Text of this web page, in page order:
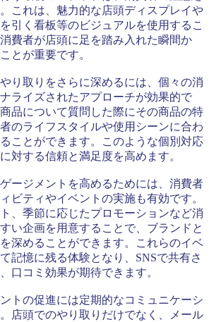
これは、魅力的な店頭ディスプレイや
引く看板等のビジュアルを使用するこ
費者が店頭に足を踏み入れた瞬間か
とが重要です。
り取りをさらに深めるには、個々の消
ライズされたアプローチが効果的で
品について質問した際にその商品の特
のライフスタイルや使用シーンに合わ
ことができます。このような個別対応
対する信頼と満足度を高めます。
ージメントを高めるためには、消費者
ビティやイベントの実施も有効です。
、季節に応じたプロモーションなど消
い企画を用意することで、ブランドと
深めることができます。これらのイベ
記憶に残る体験となり、SNSで共有さ
口コミ効果が期待できます。
トの促進には定期的なコミュニケーシ
店頭でのやり取りだけでなく、メール